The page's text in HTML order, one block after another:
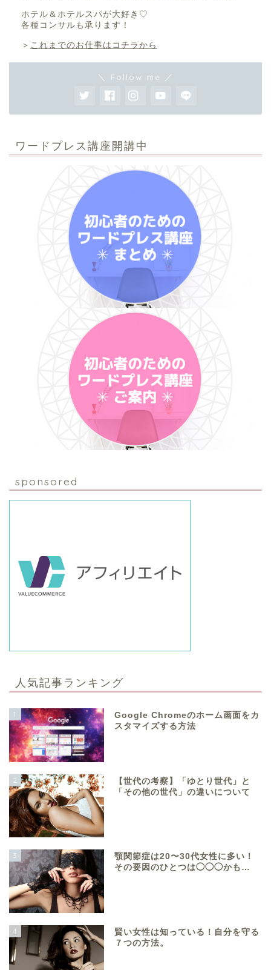
ホテル＆ホテルスパが大好き♡
各種コンサルも承ります！
＞ これまでのお仕事はコチラから
＼ Follow me ／
ワードプレス講座開講中
sponsored
人気記事ランキング
1
Google Chromeのホーム画面をカ
スタマイズする方法
2
【世代の考察】「ゆとり世代」と
「その他の世代」の違いについて
3
顎関節症は20〜30代女性に多い！
その要因のひとつは◯◯◯かも…
4
賢い女性は知っている！自分を守る
７つの方法。